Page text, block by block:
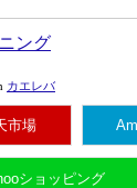
ング
カエレバ
市場
ショッピング